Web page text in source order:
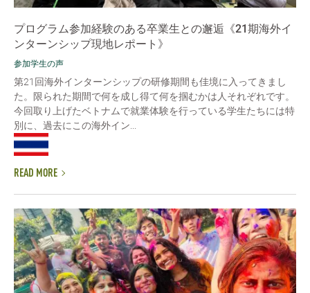
プログラム参加経験のある卒業生との邂逅《21期海外イ
ンターンシップ現地レポート》
参加学生の声
第21回海外インターンシップの研修期間も佳境に入ってきまし
た。限られた期間で何を成し得て何を掴むかは人それぞれです。
今回取り上げたベトナムで就業体験を行っている学生たちには特
別に、過去にこの海外イン...
READ MORE